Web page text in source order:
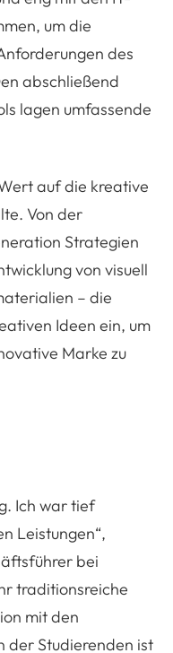
um die
des
abschließend
lagen umfassende
auf die kreative
Von der
Strategien
von visuell
– die
Ideen ein, um
Marke zu
Ich war tief
Leistungen“,
bei
traditionsreiche
mit den
der Studierenden ist